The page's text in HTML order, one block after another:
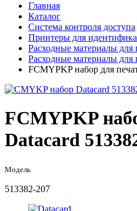
Главная
Каталог
Система контроля доступа
Принтеры для
Расходные материалы для
Расходные материалы для
FCMYPKP набор для
FCMYPKP
Datacard
Модель
513382-207